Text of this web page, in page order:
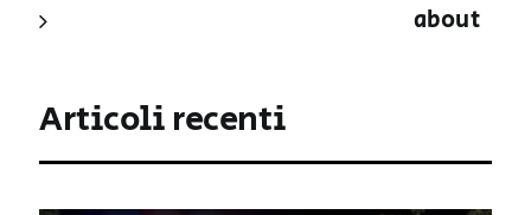
about
Articoli recenti